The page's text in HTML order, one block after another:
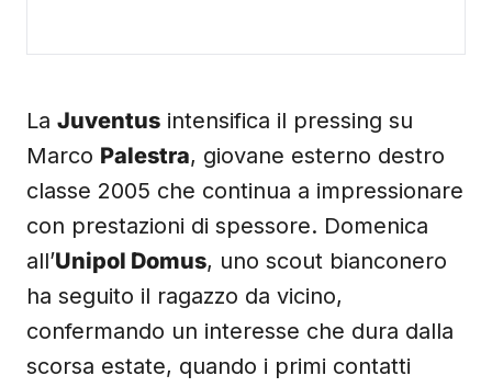
La Juventus intensifica il pressing su
Marco Palestra, giovane esterno destro
classe 2005 che continua a impressionare
con prestazioni di spessore. Domenica
all’Unipol Domus, uno scout bianconero
ha seguito il ragazzo da vicino,
confermando un interesse che dura dalla
scorsa estate, quando i primi contatti